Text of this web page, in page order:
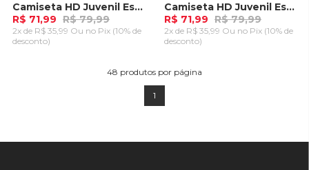
Camiseta HD Juvenil Especial Estampada Island Preta
R$ 71,99 R$ 79,99
2x de R$ 35,99 Ou no Pix (10% de
desconto)
Camiseta HD Juvenil Especial Estampada Island Azul Marinho
R$ 71,99 R$ 79,99
2x de R$ 35,99 Ou no Pix (10% de
desconto)
48 produtos por página
1